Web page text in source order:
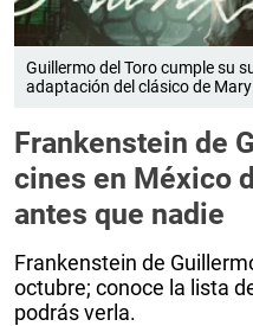
Guillermo del Toro cumple su
adaptación del clásico de Mary
Frankenstein de
cines en México
antes que nadie
Frankenstein de
octubre; conoce la lista
podrás verla.